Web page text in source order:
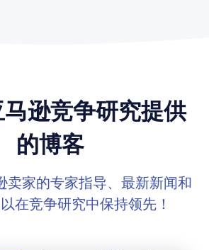
逊竞争研究提供
的博客
卖家的专家指导、最新新闻和
在竞争研究中保持领先！